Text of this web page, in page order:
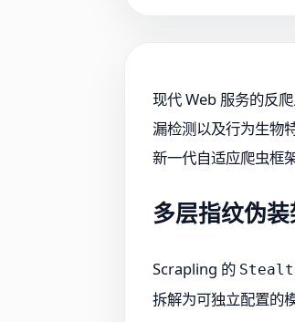
现代 Web 服务的反
漏检测以及行为生物
新一代自适应爬虫框
多层指纹伪
Scrapling 的
拆解为可独立配置的